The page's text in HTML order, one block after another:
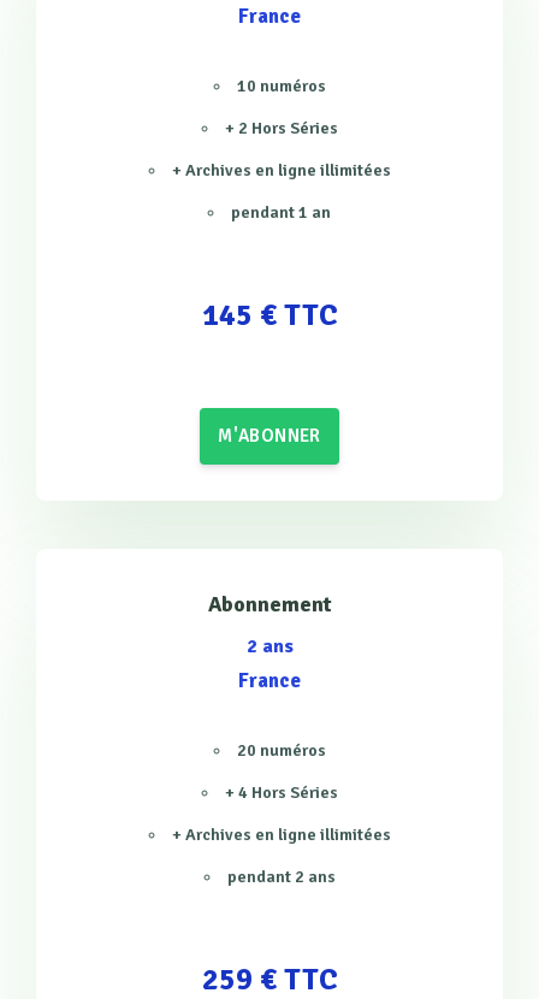
France
10 numéros
+ 2 Hors Séries
+ Archives en ligne illimitées
pendant 1 an
145 € TTC
M'ABONNER
Abonnement
2 ans
France
20 numéros
+ 4 Hors Séries
+ Archives en ligne illimitées
pendant 2 ans
259 € TTC